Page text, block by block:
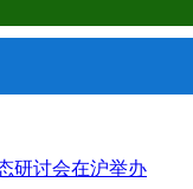
研讨会在沪举办